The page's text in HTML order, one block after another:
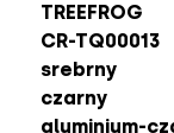
TREEFROG
CR-TQ00013
srebrny
czarny
aluminium-